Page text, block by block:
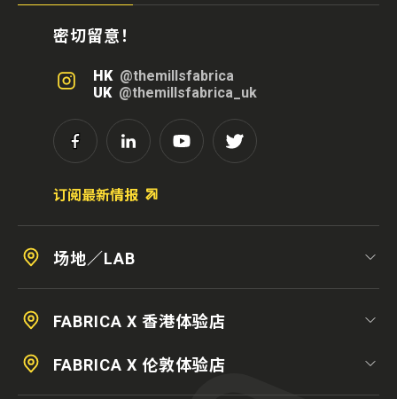
密切留意！
HK @themillsfabrica
UK @themillsfabrica_uk
订阅最新情报
场地／LAB
FABRICA X 香港体验店
FABRICA X 伦敦体验店